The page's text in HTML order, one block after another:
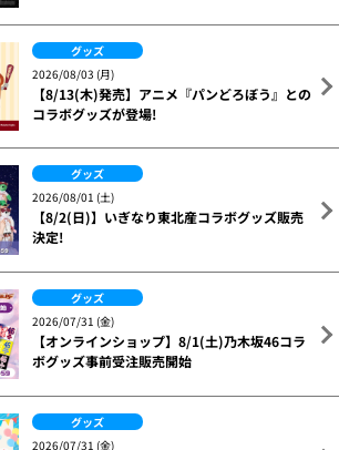
グッズ
2026/08/03 (月)
【8/13(木)発売】アニメ『パンどろぼう』との
コラボグッズが登場!
グッズ
2026/08/01 (土)
【8/2(日)】いぎなり東北産コラボグッズ販売
決定!
グッズ
2026/07/31 (金)
【オンラインショップ】8/1(土)乃木坂46コラ
ボグッズ事前受注販売開始
グッズ
2026/07/31 (金)